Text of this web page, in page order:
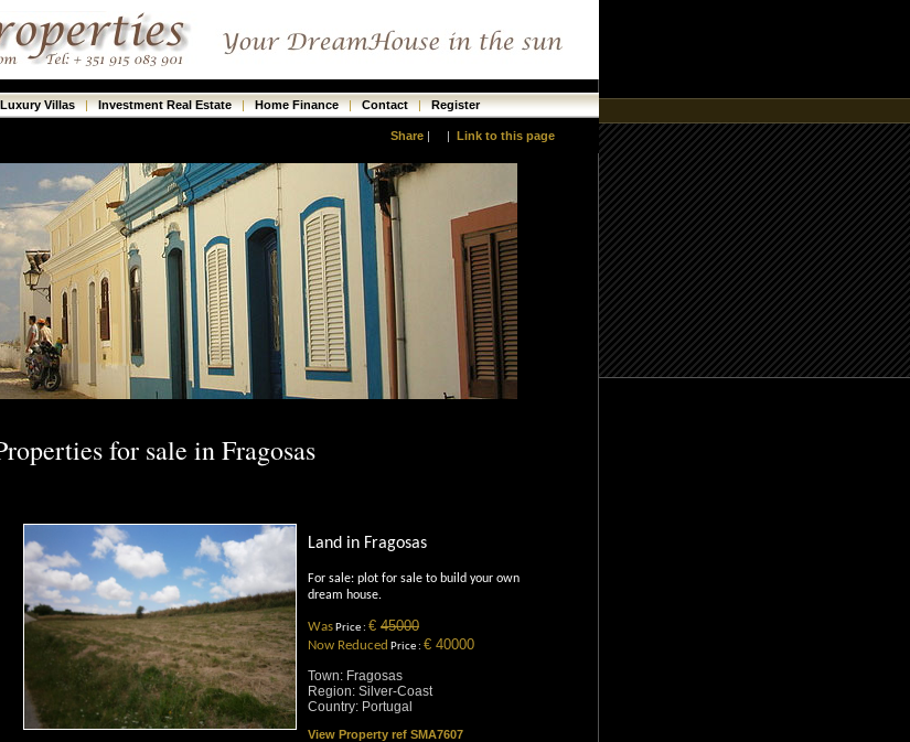
Luxury Villas | Investment Real Estate | Home Finance | Contact | Register
Share | | Link to this page
for sale in Fragosas
Land in Fragosas
For sale: plot for sale to build your own
dream house.
Was Price : € 45000
Now Reduced Price : € 40000
Town: Fragosas
Region: Silver-Coast
Country: Portugal
View Property ref SMA7607